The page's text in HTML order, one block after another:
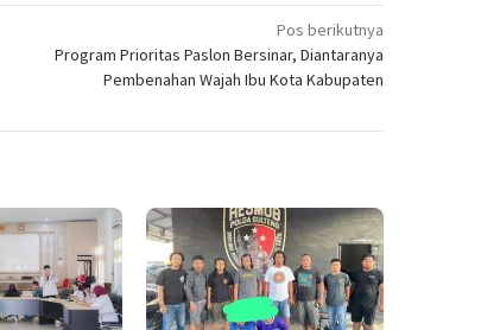
Pos berikutnya
Program Prioritas Paslon Bersinar, Diantaranya
Pembenahan Wajah Ibu Kota Kabupaten